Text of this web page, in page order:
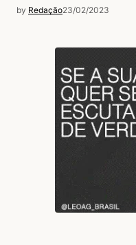
by Redação23/02/2023